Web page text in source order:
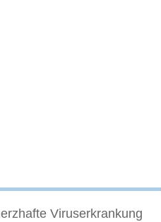
Viruserkrankung